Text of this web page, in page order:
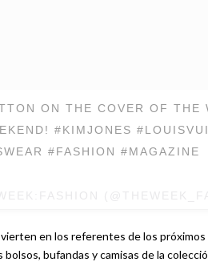
ON THE COVER OF THE
#KIMJONES
#FASHION #MAGAZINE
en los referentes de los
bufandas y camisas de la